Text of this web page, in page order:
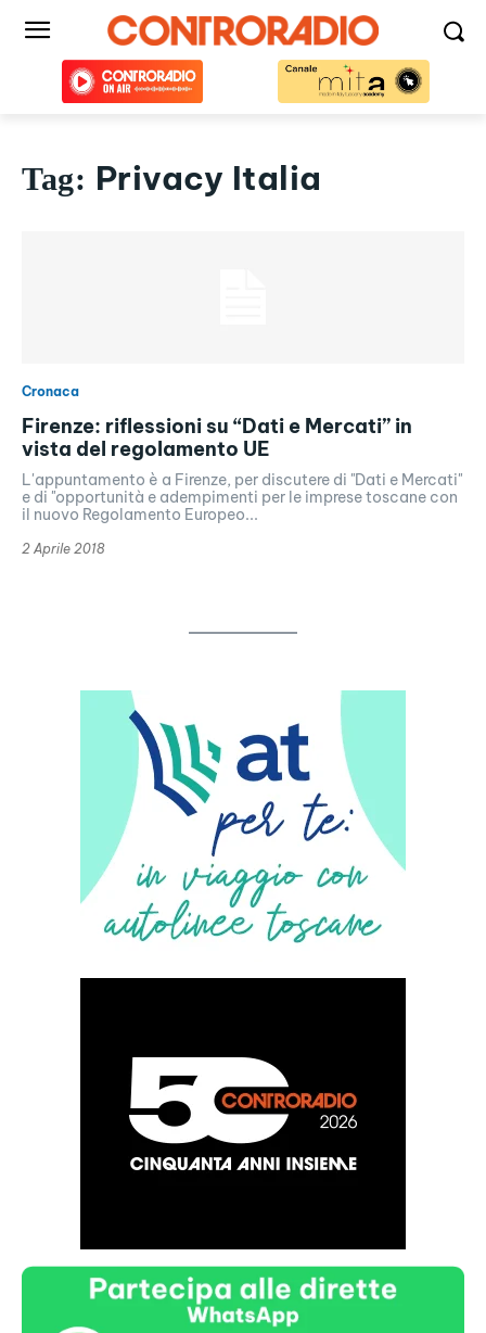
Tag: Privacy Italia
Cronaca
Firenze: riflessioni su “Dati e Mercati” in
vista del regolamento UE
L'appuntamento è a Firenze, per discutere di "Dati e Mercati"
e di "opportunità e adempimenti per le imprese toscane con
il nuovo Regolamento Europeo...
2 Aprile 2018